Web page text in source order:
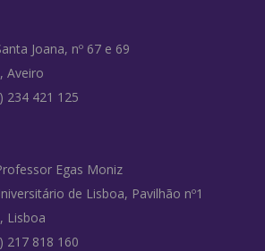
Joana, nº 67 e 69
Aveiro
234 421 125
Egas Moniz
de Lisboa, Pavilhão nº1
Lisboa
217 818 160